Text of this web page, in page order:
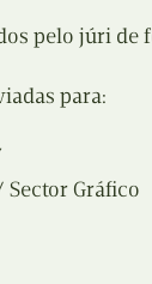
pelo júri de
para:
Sector Gráfico